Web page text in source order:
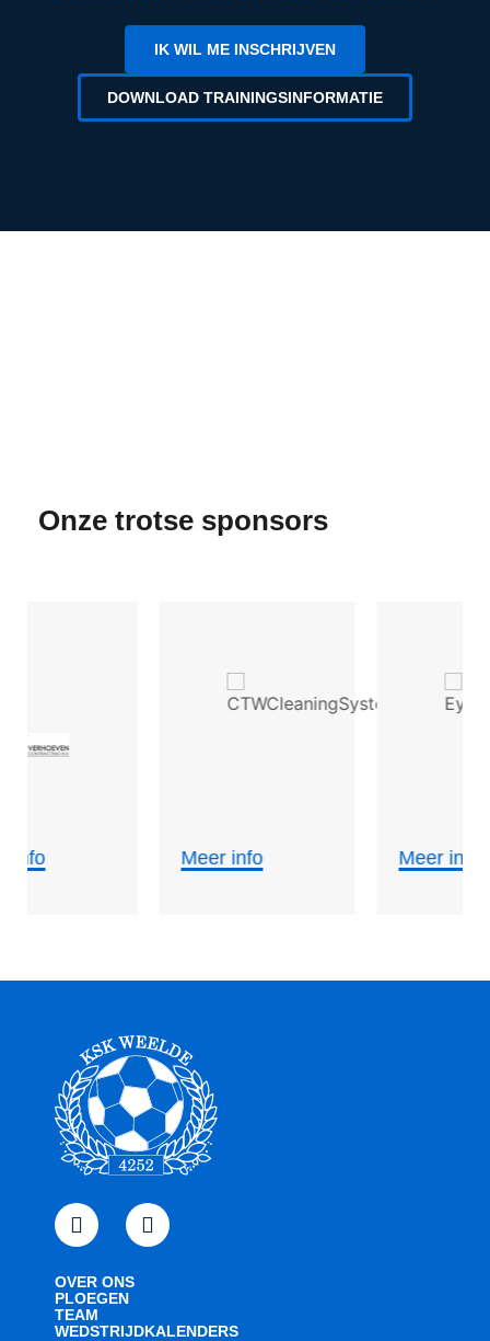
IK WIL ME INSCHRIJVEN
DOWNLOAD TRAININGSINFORMATIE
Onze trotse sponsors
OVER ONS
PLOEGEN
TEAM
WEDSTRIJDKALENDERS